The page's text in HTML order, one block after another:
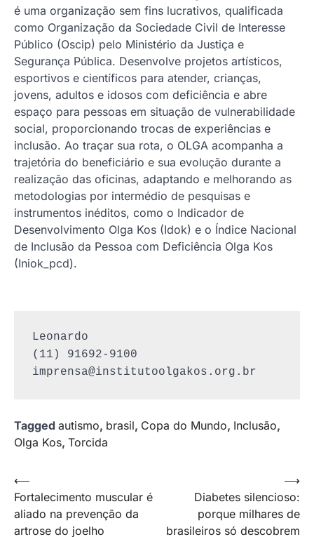
é uma organização sem fins lucrativos, qualificada
como Organização da Sociedade Civil de Interesse
Público (Oscip) pelo Ministério da Justiça e
Segurança Pública. Desenvolve projetos artísticos,
esportivos e científicos para atender, crianças,
jovens, adultos e idosos com deficiência e abre
espaço para pessoas em situação de vulnerabilidade
social, proporcionando trocas de experiências e
inclusão. Ao traçar sua rota, o OLGA acompanha a
trajetória do beneficiário e sua evolução durante a
realização das oficinas, adaptando e melhorando as
metodologias por intermédio de pesquisas e
instrumentos inéditos, como o Indicador de
Desenvolvimento Olga Kos (Idok) e o Índice Nacional
de Inclusão da Pessoa com Deficiência Olga Kos
(Iniok_pcd).
Leonardo
imprensa@institutoolgakos.org.br
Tagged autismo, brasil, Copa do Mundo, Inclusão,
Olga Kos, Torcida
Navegação
de
Post
⟵
Fortalecimento muscular é
aliado na prevenção da
artrose do joelho
Diabetes silencioso:
porque milhares de
brasileiros só descobrem
⟶